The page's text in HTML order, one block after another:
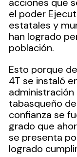
el poder
estatales y
han logrado
población.
Esto porque
4T se instaló
administración
tabasqueño
confianza se
grado que
se presenta
logrado